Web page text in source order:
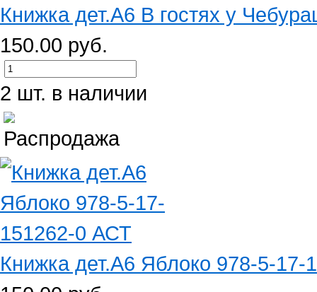
Книжка дет.А6 В гостях у
150.00 руб.
2 шт. в наличии
Книжка дет.А6 Яблоко 978-5-17-